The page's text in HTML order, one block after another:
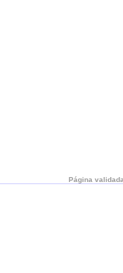
Página